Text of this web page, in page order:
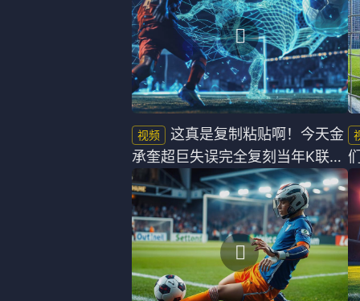
这真是复制粘贴啊！今天金
承奎超巨失误完全复刻当年K联赛
一幕